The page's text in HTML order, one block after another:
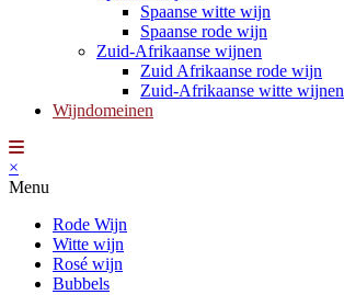
Spaanse witte wijn
Spaanse rode wijn
Zuid-Afrikaanse wijnen
Zuid Afrikaanse rode wijn
Zuid-Afrikaanse witte wijnen
Wijndomeinen
×
Menu
Rode Wijn
Witte wijn
Rosé wijn
Bubbels